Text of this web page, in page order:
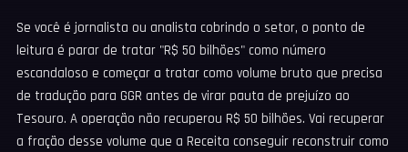
Se você é jornalista ou analista cobrindo o setor, o ponto de
leitura é parar de tratar "R$ 50 bilhões" como número
escandaloso e começar a tratar como volume bruto que precisa
de tradução para GGR antes de virar pauta de prejuízo ao
Tesouro. A operação não recuperou R$ 50 bilhões. Vai recuperar
a fração desse volume que a Receita conseguir reconstruir como